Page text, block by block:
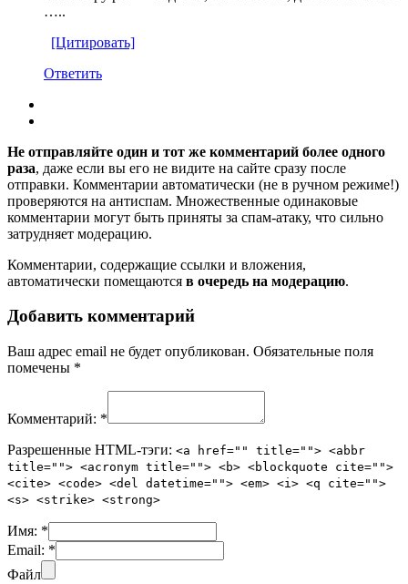
…..
[Цитировать]
Ответить
Не отправляйте один и тот же комментарий более одного
раза, даже если вы его не видите на сайте сразу после
отправки. Комментарии автоматически (не в ручном режиме!)
проверяются на антиспам. Множественные одинаковые
комментарии могут быть приняты за спам-атаку, что сильно
затрудняет модерацию.
Комментарии, содержащие ссылки и вложения,
автоматически помещаются в очередь на модерацию.
Добавить комментарий
Ваш адрес email не будет опубликован. Обязательные поля
помечены *
Комментарий: *
Разрешенные HTML-тэги: <a href="" title=""> <abbr
title=""> <acronym title=""> <b> <blockquote cite="">
<cite> <code> <del datetime=""> <em> <i> <q cite="">
<s> <strike> <strong>
Имя: *
Email: *
Файл